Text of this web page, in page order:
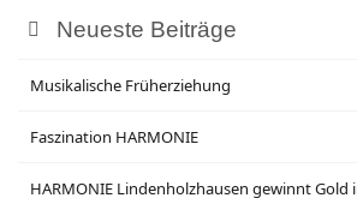
Neueste Beiträge
Musikalische Früherziehung
Faszination HARMONIE
HARMONIE Lindenholzhausen gewinnt Gold